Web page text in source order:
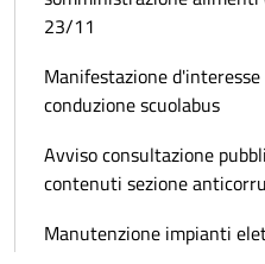
23/11
Manifestazione
conduzione scuolabus
Avviso consultazione
contenuti sezione
Manutenzione impianti